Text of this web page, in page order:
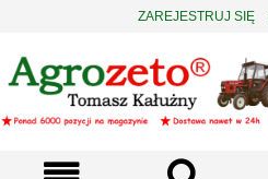
ZAREJESTRUJ SIĘ